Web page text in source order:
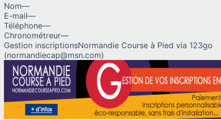
Nom—
E-mail—
Téléphone—
Chronométreur—
Gestion inscriptionsNormandie Course à Pied via 123go
(normandiecap@msn.com)